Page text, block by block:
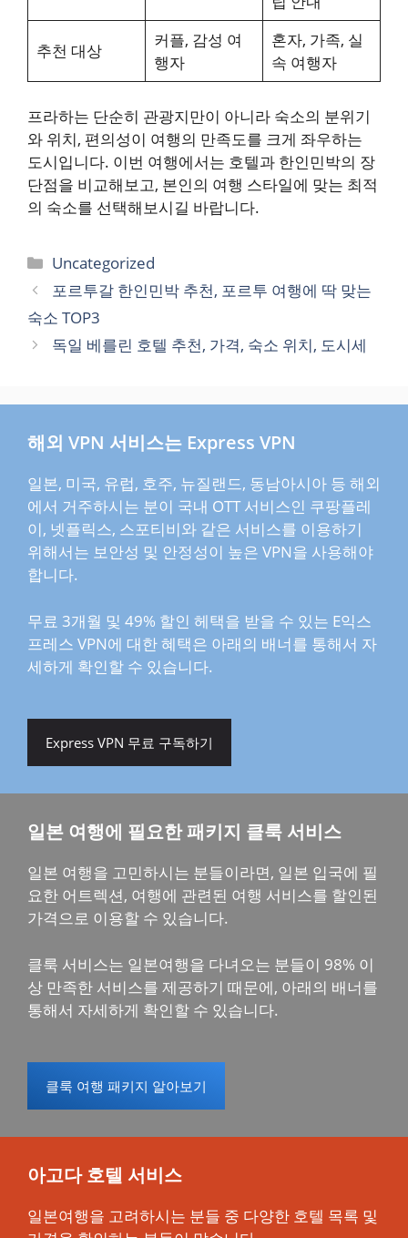
추천 대상
커플, 감성 여
행자
혼자, 가족, 실
속 여행자
프라하는 단순히 관광지만이 아니라 숙소의 분위기
와 위치, 편의성이 여행의 만족도를 크게 좌우하는
도시입니다. 이번 여행에서는 호텔과 한인민박의 장
단점을 비교해보고, 본인의 여행 스타일에 맞는 최적
의 숙소를 선택해보시길 바랍니다.
카
테
리
Uncategorized
포르투갈 한인민박 추천, 포르투 여행에 딱 맞는
숙소 TOP3
독일 베를린 호텔 추천, 가격, 숙소 위치, 도시세
해외 VPN 서비스는 Express VPN
일본, 미국, 유럽, 호주, 뉴질랜드, 동남아시아 등 해외
에서 거주하시는 분이 국내 OTT 서비스인 쿠팡플레
이, 넷플릭스, 스포티비와 같은 서비스를 이용하기
위해서는 보안성 및 안정성이 높은 VPN을 사용해야
합니다.
무료 3개월 및 49% 할인 헤택을 받을 수 있는 E익스
프레스 VPN에 대한 혜택은 아래의 배너를 통해서 자
세하게 확인할 수 있습니다.
Express VPN 무료 구독하기
일본 여행에 필요한 패키지 클룩 서비스
일본 여행을 고민하시는 분들이라면, 일본 입국에 필
요한 어트렉션, 여행에 관련된 여행 서비스를 할인된
가격으로 이용할 수 있습니다.
클룩 서비스는 일본여행을 다녀오는 분들이 98% 이
상 만족한 서비스를 제공하기 때문에, 아래의 배너를
통해서 자세하게 확인할 수 있습니다.
클룩 여행 패키지 알아보기
아고다 호텔 서비스
일본여행을 고려하시는 분들 중 다양한 호텔 목록 및